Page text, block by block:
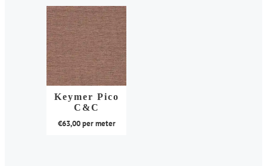
Keymer Pico
C&C
€63,00per meter